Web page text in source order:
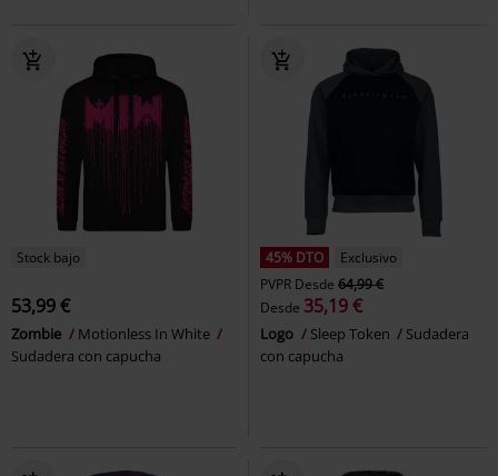
Stock bajo
53,99 €
Zombie
Motionless In White
Sudadera con capucha
45% DTO
Exclusivo
PVPR Desde 64,99 €
Desde 35,19 €
Logo Sleep Token
Sudadera
con capucha